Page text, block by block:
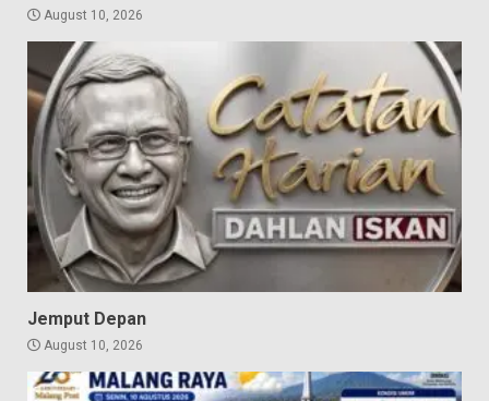
August 10, 2026
Jemput Depan
August 10, 2026